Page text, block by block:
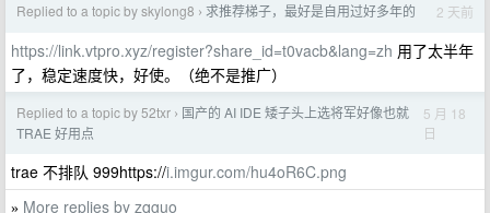
Replied to a topic by skylong8 › 求推荐梯子，最好是自用过好多年的 2 天前
https://link.vtpro.xyz/register?share_id=t0vacb&lang=zh 用了太半年
了，稳定速度快，好使。（绝不是推广）
Replied to a topic by 52txr › 国产的 AI IDE 矮子头上选将军好像也就
TRAE 好用点
5 月 18
日
trae 不排队 999https://i.imgur.com/hu4oR6C.png
» More replies by zqguo